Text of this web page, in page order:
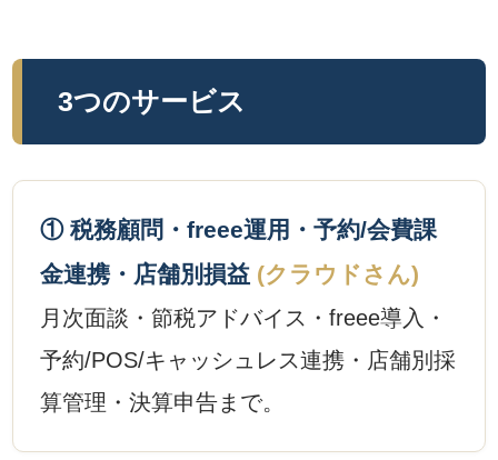
3つのサービス
① 税務顧問・freee運用・予約/会費課
金連携・店舗別損益 (クラウドさん)
月次面談・節税アドバイス・freee導入・
予約/POS/キャッシュレス連携・店舗別採
算管理・決算申告まで。